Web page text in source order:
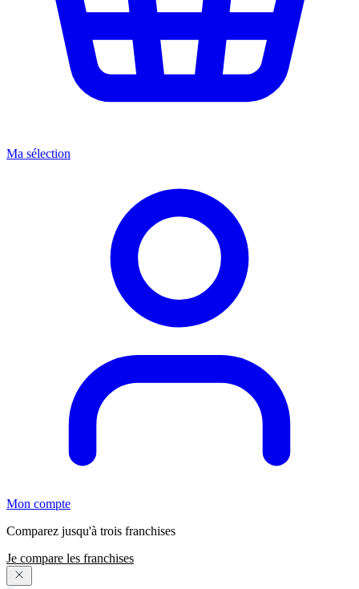
Ma sélection
Mon compte
Comparez jusqu'à trois franchises
Je compare les franchises